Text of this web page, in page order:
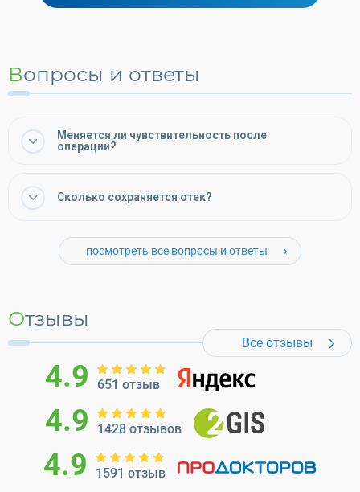
Вопросы и ответы
Меняется ли чувствительность после
операции?
Сколько сохраняется отек?
посмотреть все вопросы и ответы
Отзывы
Все отзывы
4.9 651 отзыв
4.9 1428 отзывов
4.9 1591 отзыв